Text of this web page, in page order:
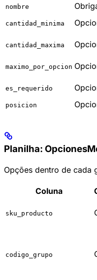
nombre
cantidad_minima
cantidad_maxima
maximo_por_opcion
es_requerido
posicion
Planilha:
Opções dentro de cada
Coluna
sku_producto
codigo_grupo